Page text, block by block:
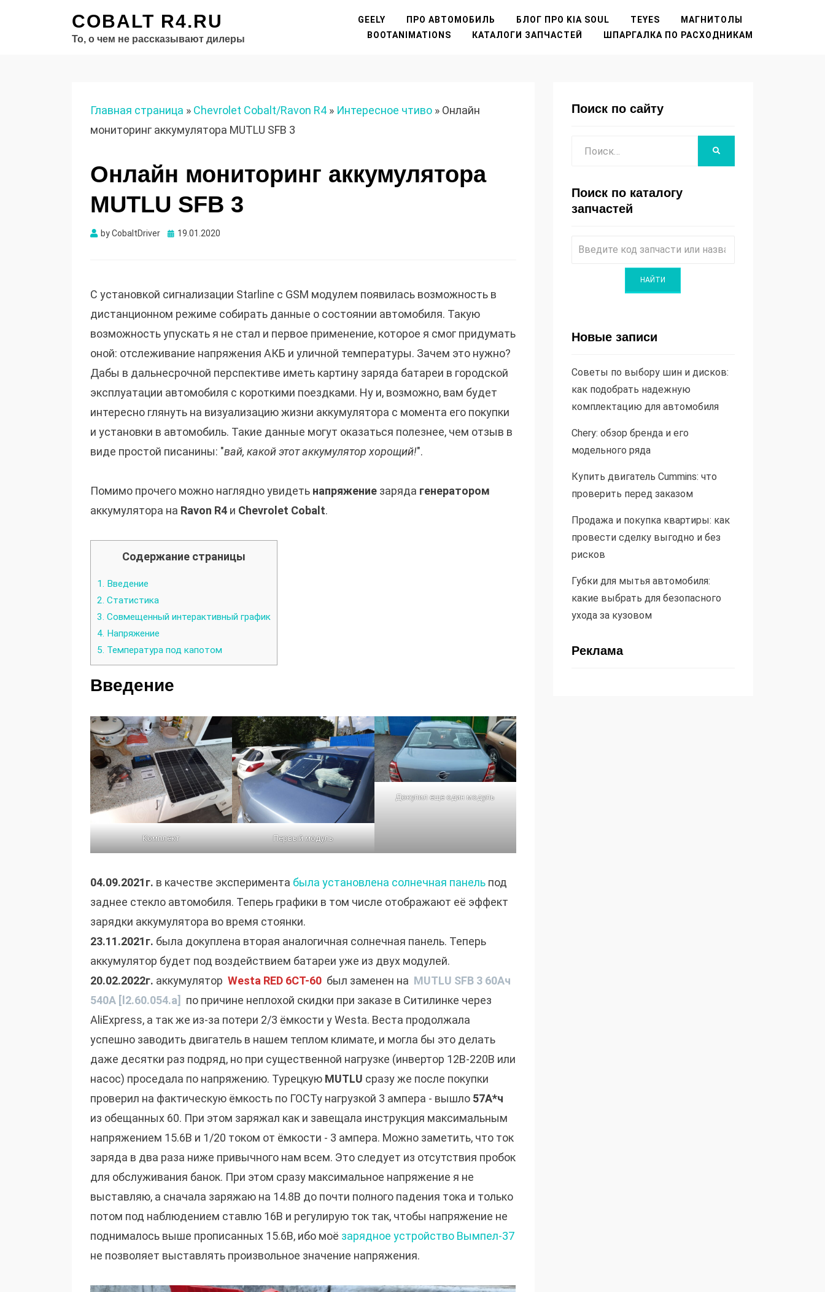
COBALT R4.RU
То, о чем не рассказывают дилеры
GEELY ПРО АВТОМОБИЛЬ БЛОГ ПРО KIA SOUL TEYES
МАГНИТОЛЫ
BOOTANIMATIONS
КАТАЛОГИ ЗАПЧАСТЕЙ ШПАРГАЛКА ПО РАСХОДНИКАМ
Главная страница » Chevrolet Cobalt/Ravon R4 » Интересное чтиво » Онлайн
мониторинг аккумулятора MUTLU SFB 3
Онлайн мониторинг аккумулятора
MUTLU SFB 3
byCobaltDriver Опубликовано
19.01.2020
С установкой сигнализации Starline с GSM модулем появилась возможность в
дистанционном режиме собирать данные о состоянии автомобиля. Такую
возможность упускать я не стал и первое применение, которое я смог придумать
оной: отслеживание напряжения АКБ и уличной температуры. Зачем это нужно?
Дабы в дальнесрочной перспективе иметь картину заряда батареи в городской
эксплуатации автомобиля с короткими поездками. Ну и, возможно, вам будет
интересно глянуть на визуализацию жизни аккумулятора с момента его покупки
и установки в автомобиль. Такие данные могут оказаться полезнее, чем отзыв в
виде простой писанины: "вай, какой этот аккумулятор хорощий!".
Помимо прочего можно наглядно увидеть напряжение заряда генератором
аккумулятора на Ravon R4 и Chevrolet Cobalt.
Содержание страницы
1. Введение
2. Статистика
3. Совмещенный интерактивный график
4. Напряжение
5. Температура под капотом
Введение
Комплект Первый модуль
Докупил еще один модуль
04.09.2021г. в качестве эксперимента была установлена солнечная панель под
заднее стекло автомобиля. Теперь графики в том числе отображают её эффект
зарядки аккумулятора во время стоянки.
23.11.2021г. была докуплена вторая аналогичная солнечная панель. Теперь
аккумулятор будет под воздействием батареи уже из двух модулей.
20.02.2022г. аккумулятор Westa RED 6CT-60 был заменен на MUTLU SFB 3 60Ач
540A [l2.60.054.a]
по причине неплохой скидки при заказе в Ситилинке через
AliExpress, а так же из-за потери 2/3 ёмкости у Westa. Веста продолжала
успешно заводить двигатель в нашем теплом климате, и могла бы это делать
даже десятки раз подряд, но при существенной нагрузке (инвертор 12В-220В или
насос) проседала по напряжению. Турецкую MUTLU сразу же после покупки
проверил на фактическую ёмкость по ГОСТу нагрузкой 3 ампера - вышло 57А*ч
из обещанных 60. При этом заряжал как и завещала инструкция максимальным
напряжением 15.6В и 1/20 током от ёмкости - 3 ампера. Можно заметить, что ток
заряда в два раза ниже привычного нам всем. Это следует из отсутствия пробок
для обслуживания банок. При этом сразу максимальное напряжение я не
выставляю, а сначала заряжаю на 14.8В до почти полного падения тока и только
потом под наблюдением ставлю 16В и регулирую ток так, чтобы напряжение не
поднималось выше прописанных 15.6В, ибо моё зарядное устройство Вымпел-37
не позволяет выставлять произвольное значение напряжения.
Поиск по сайту
Поиск по каталогу
запчастей
Новые записи
Советы по выбору шин и дисков:
как подобрать надежную
комплектацию для автомобиля
Chery: обзор бренда и его
модельного ряда
Купить двигатель Cummins: что
проверить перед заказом
Продажа и покупка квартиры: как
провести сделку выгодно и без
рисков
Губки для мытья автомобиля:
какие выбрать для безопасного
ухода за кузовом
Реклама